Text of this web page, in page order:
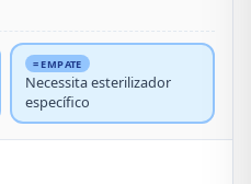
= EMPATE
Necessita esterilizador
específico